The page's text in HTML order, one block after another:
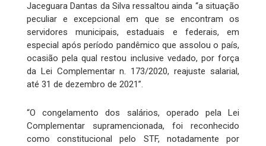
Jaceguara Dantas da Silva ressaltou ainda “a situação
peculiar e excepcional em que se encontram os
servidores municipais, estaduais e federais, em
especial após período pandêmico que assolou o país,
ocasião pela qual restou inclusive vedado, por força
da Lei Complementar n. 173/2020, reajuste salarial,
até 31 de dezembro de 2021”.
“O congelamento dos salários, operado pela Lei
Complementar supramencionada, foi reconhecido
como constitucional pelo STF, notadamente por